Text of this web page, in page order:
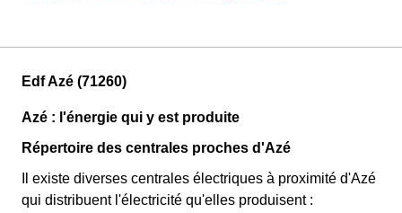
Edf Azé (71260)
Azé : l'énergie qui y est produite
Répertoire des centrales proches d'Azé
Il existe diverses centrales électriques à proximité d'Azé
qui distribuent l'électricité qu'elles produisent :